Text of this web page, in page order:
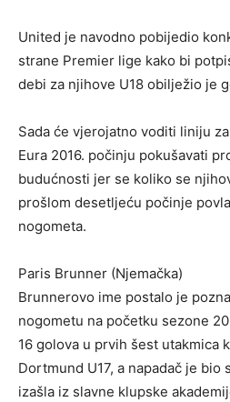
United je navodno pobijedio
strane Premier lige kako bi
debi za njihove U18 obilježio je
Sada će vjerojatno voditi liniju
Eura 2016. počinju pokušavati
budućnosti jer se koliko se
prošlom desetljeću počinje
nogometa.
Paris Brunner (Njemačka)
Brunnerovo ime postalo je
nogometu na početku sezone
16 golova u prvih šest utakmica
Dortmund U17, a napadač je bio
izašla iz slavne klupske